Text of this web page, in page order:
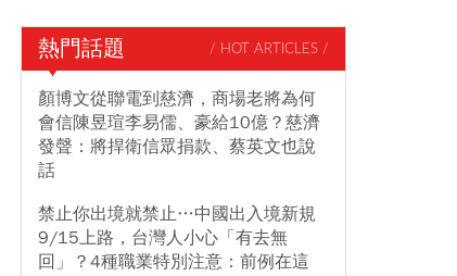
熱門話題 / HOT ARTICLES /
顏博文從聯電到慈濟，商場老將為何
會信陳昱瑄李易儒、豪給10億？慈濟
發聲：將捍衛信眾捐款、蔡英文也說
話
禁止你出境就禁止…中國出入境新規
9/15上路，台灣人小心「有去無
回」？4種職業特別注意：前例在這